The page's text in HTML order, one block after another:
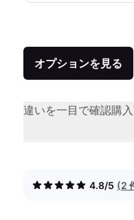
オプションを見る
違いを一目で確認購
4.8/5 (2